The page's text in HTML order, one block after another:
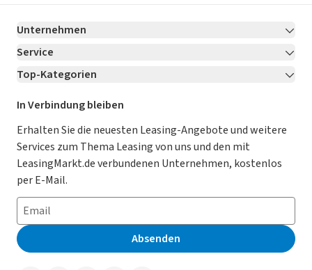
Unternehmen
Über LeasingMarkt.de
Karriere Jetzt bewerben!
Für Händler
Kooperation mit AutoScout24
AGB
Datenschutz
Impressum
Erklärung zur Barrierefreiheit
Presse
Service
Kontakt
Ratgeber
Magazin
Datenschutz-Einstellungen
So funktioniert’s
Häufig gestellte Fragen
Leasing-Lexikon
Auto-Tests
Top-Kategorien
Leasing Deals
Gebrauchtwagen Leasing
Leasing ohne Anzahlung
E-Auto Leasing
Privatleasing
Leasing-Vergleiche
Herstellerverzeichnis
In Verbindung bleiben
Erhalten Sie die neuesten Leasing-Angebote und weitere
Services zum Thema Leasing von uns und den mit
LeasingMarkt.de verbundenen Unternehmen, kostenlos
per E-Mail.
Absenden